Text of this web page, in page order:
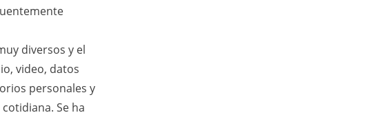
diversos y el
video, datos
personales y
Se ha